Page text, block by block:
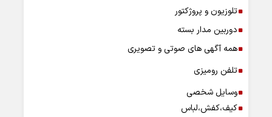
تلوزیون و پروژکتور
دوربین مدار بسته
همه آگهی های صوتی و تصویری
تلفن رومیزی
وسایل شخصی
کیف،کفش،لباس